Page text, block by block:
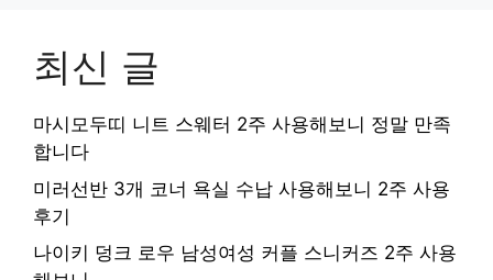
최신 글
마시모두띠 니트 스웨터 2주 사용해보니 정말 만족
합니다
미러선반 3개 코너 욕실 수납 사용해보니 2주 사용
후기
나이키 덩크 로우 남성여성 커플 스니커즈 2주 사용